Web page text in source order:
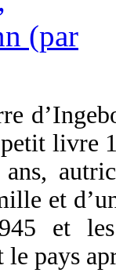
livre
et
et les
pays